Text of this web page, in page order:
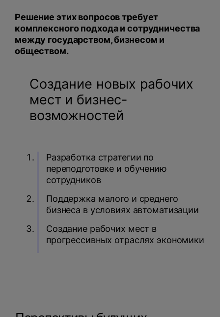
Решение этих вопросов требует
комплексного подхода и сотрудничества
между государством, бизнесом и
обществом.
Создание новых рабочих
мест и бизнес-
возможностей
Разработка стратегии по
переподготовке и обучению
сотрудников
Поддержка малого и среднего
бизнеса в условиях автоматизации
Создание рабочих мест в
прогрессивных отраслях экономики